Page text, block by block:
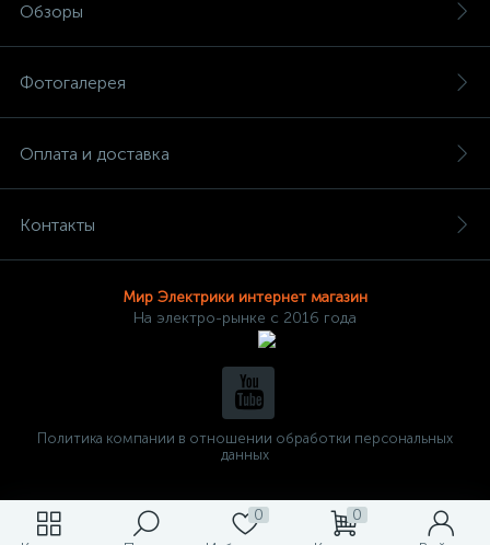
0
0
Обзоры
Фотогалерея
Оплата и доставка
Контакты
Мир Электрики интернет магазин
На электро-рынке с 2016 года
Политика компании в отношении обработки персональных
данных